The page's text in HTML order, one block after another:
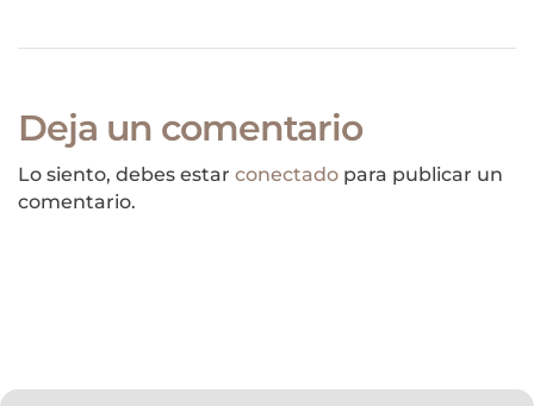
Deja un comentario
Lo siento, debes estar conectado para publicar un
comentario.